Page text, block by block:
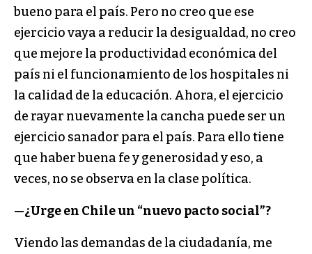
bueno para el país. Pero no creo que ese
ejercicio vaya a reducir la desigualdad, no creo
que mejore la productividad económica del
país ni el funcionamiento de los hospitales ni
la calidad de la educación. Ahora, el ejercicio
de rayar nuevamente la cancha puede ser un
ejercicio sanador para el país. Para ello tiene
que haber buena fe y generosidad y eso, a
veces, no se observa en la clase política.
—¿Urge en Chile un “nuevo pacto social”?
Viendo las demandas de la ciudadanía, me